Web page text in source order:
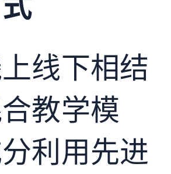
线下相结
教学模
利用先进